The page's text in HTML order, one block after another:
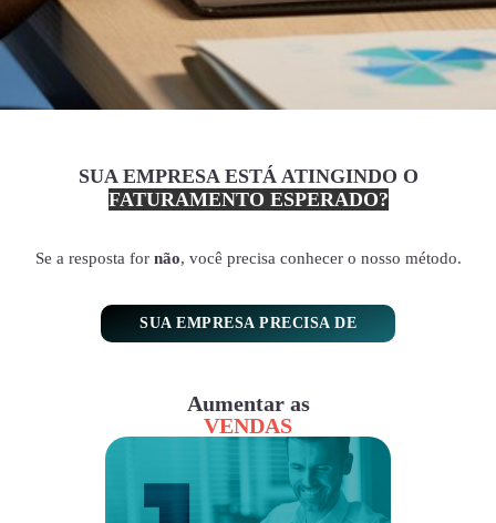
SUA EMPRESA ESTÁ ATINGINDO O
FATURAMENTO ESPERADO?
Se a resposta for não, você precisa conhecer o nosso método.
SUA EMPRESA PRECISA DE
Aumentar as
VENDAS